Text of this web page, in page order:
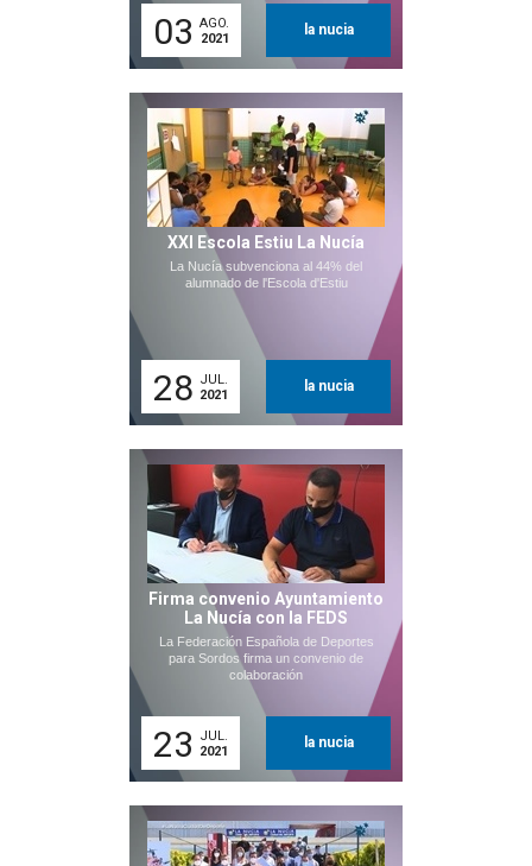
03 AGO.
2021
la nucia
XXI Escola Estiu La Nucía
La Nucía subvenciona al 44% del
alumnado de l'Escola d'Estiu
28 JUL.
2021
la nucia
Firma convenio Ayuntamiento
La Nucía con la FEDS
La Federación Española de Deportes
para Sordos firma un convenio de
colaboración
23
JUL.
2021
la nucia